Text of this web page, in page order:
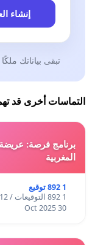
إنشاء
تبقى بياناتك
التماسات أخرى قد
برنامج فرصة:
المغربية
1 892 توقيع
1 892 التوقيعات / 12 أشهر
30 Oct 2025